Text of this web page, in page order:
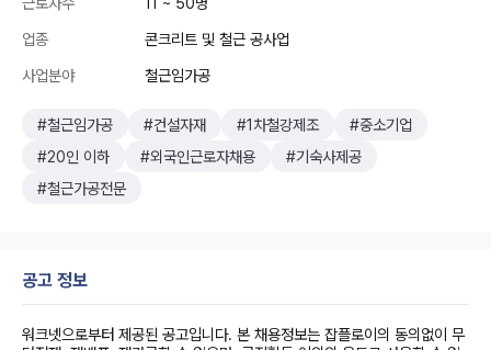
업종
콘크리트 및 철근 공사업
사업분야
철근임가공
#철근임가공 #건설자재 #1차철강제조
#중소기업
#20인 이하
#외국인근로자채용
#기숙사제공
#철근가공전문
공고 정보
워크넷으로부터 제공된 공고입니다. 본 채용정보는 잡플로이의 동의없이 무